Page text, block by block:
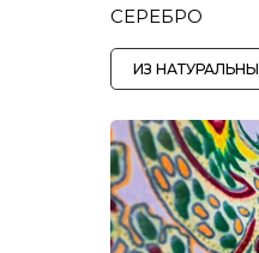
СЕРЕБРО
ИЗ